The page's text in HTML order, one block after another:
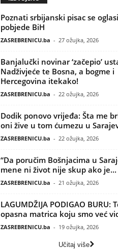
Poznati srbijanski pisac se
pobjede BiH
ZASREBRENICU.ba - 27 ožujka, 2026
Banjalučki novinar ‘začepio’
Nadživjeće te Bosna, a bogme i
Hercegovina itekako!
ZASREBRENICU.ba - 22 ožujka, 2026
Dodik ponovo vrijeđa: Šta me
oni žive u tom ćumezu u
ZASREBRENICU.ba - 22 ožujka, 2026
“Da poručim Bošnjacima u
mene ni život nije skup ako je...
ZASREBRENICU.ba - 21 ožujka, 2026
LAGUMDŽIJA PODIGAO BURU:
opasna matrica koju smo već
ZASREBRENICU.ba - 19 ožujka, 2026
Učitaj više